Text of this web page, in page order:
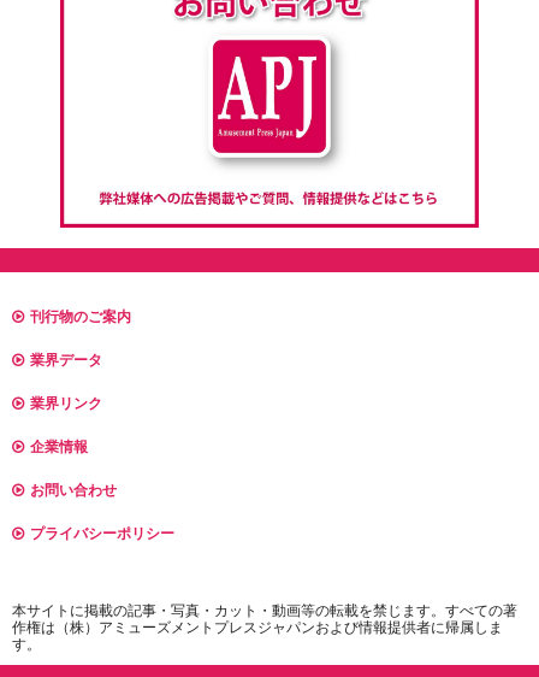
刊行物のご案内
業界データ
業界リンク
企業情報
お問い合わせ
プライバシーポリシー
本サイトに掲載の記事・写真・カット・動画等の転載を禁じます。すべての著
作権は（株）アミューズメントプレスジャパンおよび情報提供者に帰属しま
す。